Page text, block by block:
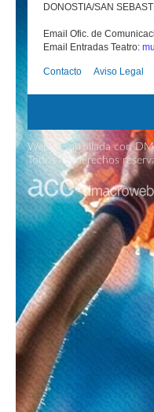
DONOSTIA/SAN
Email Ofic. de
Email Entradas Teatro:
Contacto Aviso Legal
Web desarrollada con
Todos los derechos